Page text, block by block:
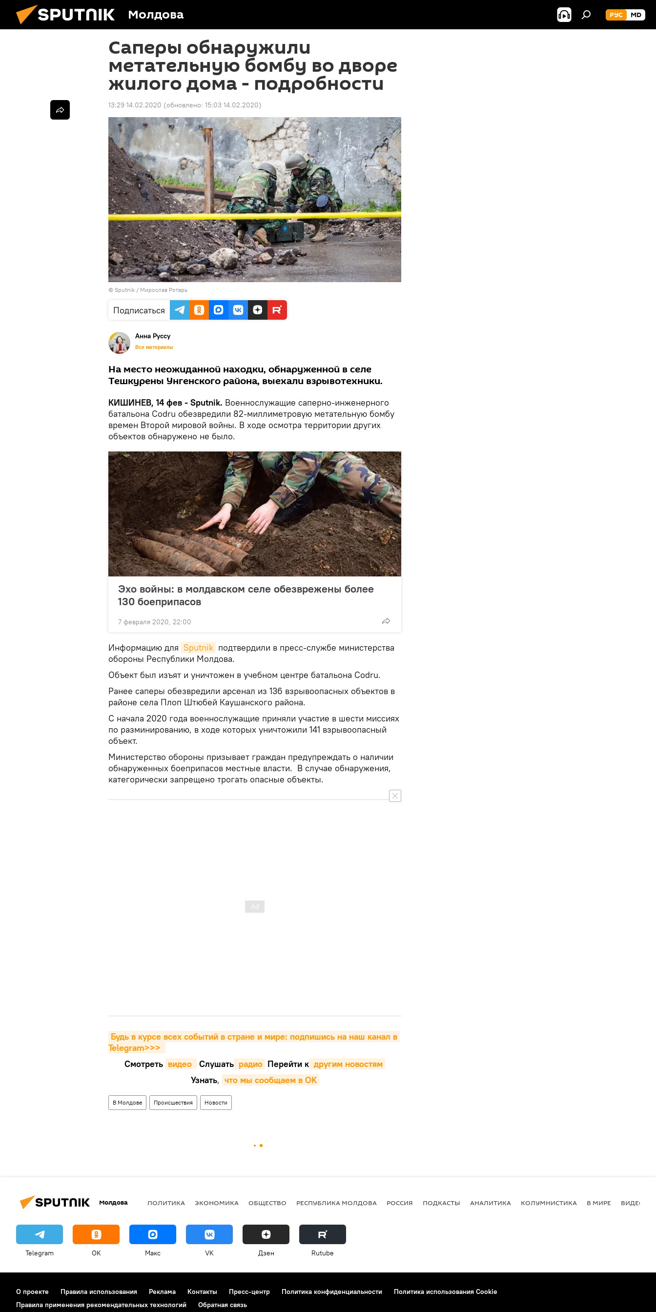
Молдова РУС MD
Саперы обнаружили
метательную бомбу во дворе
жилого дома - подробности
13:29 14.02.2020 (обновлено: 15:03 14.02.2020)
© Sputnik / Мирослав Ротарь
Подписаться
Анна Руссу
Все материалы
На место неожиданной находки, обнаруженной в селе
Тешкурены Унгенского района, выехали взрывотехники.
КИШИНЕВ, 14 фев - Sputnik. Военнослужащие саперно-инженерного
батальона Codru обезвредили 82-миллиметровую метательную бомбу
времен Второй мировой войны. В ходе осмотра территории других
объектов обнаружено не было.
Эхо войны: в молдавском селе обезврежены более
130 боеприпасов
7 февраля 2020, 22:00
Информацию для Sputnik подтвердили в пресс-службе министерства
обороны Республики Молдова.
Объект был изъят и уничтожен в учебном центре батальона Codru.
Ранее саперы обезвредили арсенал из 136 взрывоопасных объектов в
районе села Плоп Штюбей Каушанского района.
С начала 2020 года военнослужащие приняли участие в шести миссиях
по разминированию, в ходе которых уничтожили 141 взрывоопасный
объект.
Министерство обороны призывает граждан предупреждать о наличии
обнаруженных боеприпасов местные власти. В случае обнаружения,
категорически запрещено трогать опасные объекты.
Будь в курсе всех событий в стране и мире: подпишись на наш канал в
Telegram>>>
Смотреть видео Cлушать радио Перейти к другим новостям
Узнать, что мы сообщаем в OK
В Молдове Происшествия Новости
Молдова ПОЛИТИКА ЭКОНОМИКА ОБЩЕСТВО РЕСПУБЛИКА МОЛДОВА РОССИЯ ПОДКАСТЫ АНАЛИТИКА КОЛУМНИСТИКА В МИРЕ ВИДЕО
Telegram OK Макс VK Дзен Rutube
О проекте Правила использования Реклама Контакты Пресс-центр Политика конфиденциальности
Политика использования Cookie
Правила применения рекомендательных технологий
Обратная связь